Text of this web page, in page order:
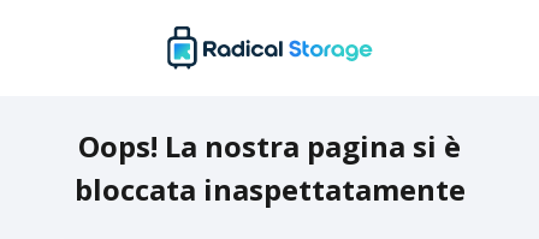
Oops! La nostra pagina si è
bloccata inaspettatamente